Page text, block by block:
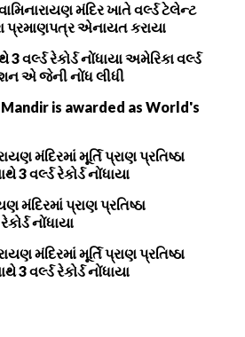
મંદિર ખાતે વર્લ્ડ ટેલેન્ટ
પ્રમાણપત્ર એનાયત કરાયા
રેકોર્ડ નોંધાયા અમેરિકા વર્લ્ડ
એ જેની નોંધ લીધી
is awarded as World's
મંદિરમાં મૂર્તિ પ્રાણ પ્રતિષ્ઠા
વર્લ્ડ રેકોર્ડ નોંધાયા
મંદિરમાં પ્રાણ પ્રતિષ્ઠા
નોંધાયા
મંદિરમાં મૂર્તિ પ્રાણ પ્રતિષ્ઠા
વર્લ્ડ રેકોર્ડ નોંધાયા